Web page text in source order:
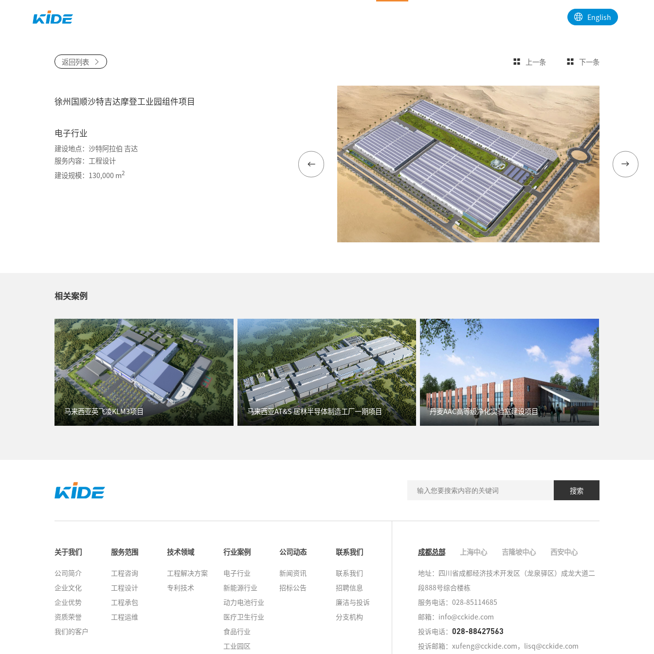
English
返回列表 上一条 下一条
徐州国顺沙特吉达摩登工业园组件项目
电子行业
建设地点：沙特阿拉伯 吉达
服务内容：工程设计
建设规模：130,000 m2
相关案例
马来西亚英飞凌KLM3项目 马来西亚AT&S 居林半导体制造工厂一期项目 丹麦AAC高等级净化实验室建设项目
搜索
关于我们
公司简介
企业文化
企业优势
资质荣誉
我们的客户
服务范围
工程咨询
工程设计
工程承包
工程运维
技术领域
工程解决方案
专利技术
行业案例
电子行业
新能源行业
动力电池行业
医疗卫生行业
食品行业
工业园区
公司动态
新闻资讯
招标公告
联系我们
联系我们
招聘信息
廉洁与投诉
分支机构
成都总部 上海中心 吉隆坡中心 西安中心
地址：四川省成都经济技术开发区（龙泉驿区）成龙大道二
段888号综合楼栋
服务电话：028-85114685
邮箱：info@cckide.com
投诉电话： 028-88427563
投诉邮箱：xufeng@cckide.com，lisq@cckide.com